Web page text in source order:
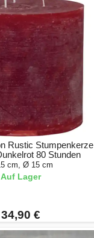
Rustic
80 Stunden
cm, Ø 15 cm
Auf Lager
34,90 €